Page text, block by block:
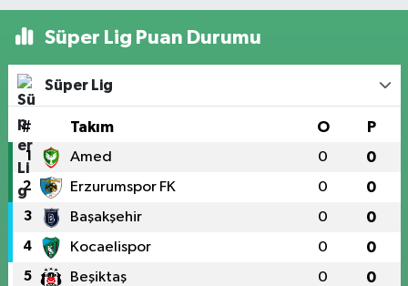
Süper Lig Puan Durumu
Süper Lig
# Takım O P
1 Amed 0 0
2 Erzurumspor FK 0 0
3 Başakşehir 0 0
4 Kocaelispor 0 0
5 Beşiktaş 0 0